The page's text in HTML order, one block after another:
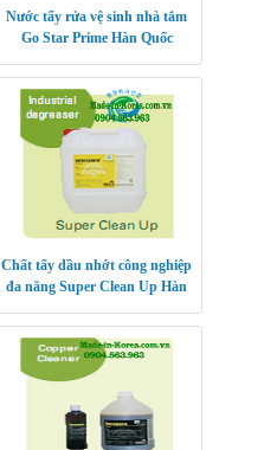
Nước tẩy rửa vệ sinh nhà tắm
Go Star Prime Hàn Quốc
Chất tẩy dầu nhớt công nghiệp
đa năng Super Clean Up Hàn